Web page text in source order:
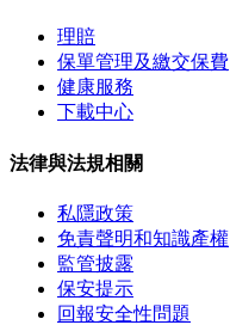
理賠
保單管理及繳交保費
健康服務
下載中心
法律與法規相關
私隱政策
免責聲明和知識產權
監管披露
保安提示
回報安全性問題